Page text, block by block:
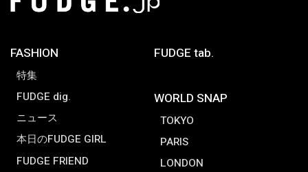
FASHION
特集
FUDGE dig.
ニュース
本日のFUDGE GIRL
FUDGE FRIEND
FUDGE tab.
WORLD SNAP
TOKYO
PARIS
LONDON